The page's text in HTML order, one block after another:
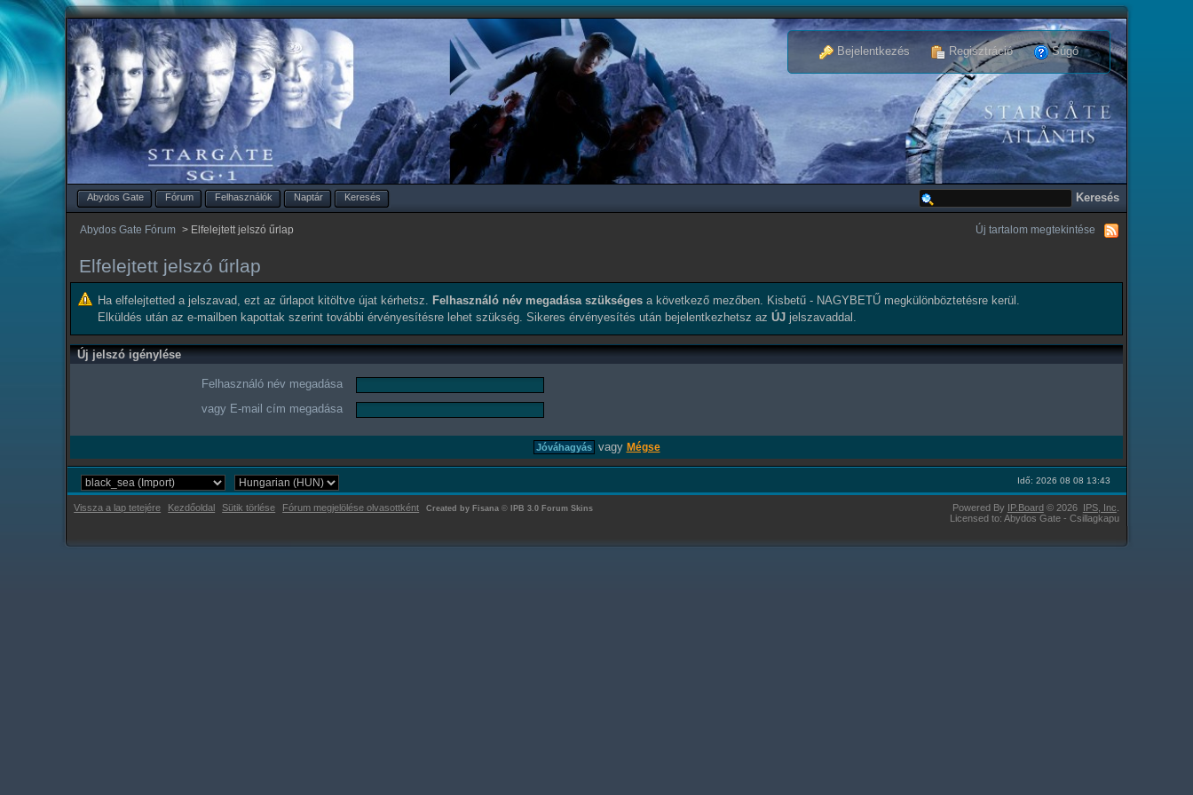
Bejelentkezés Regisztráció Súgó
Abydos Gate Fórum Felhasználók Naptár Keresés
Abydos Gate Fórum > Elfelejtett jelszó űrlap Új tartalom megtekintése
Elfelejtett jelszó űrlap
Ha elfelejtetted a jelszavad, ezt az űrlapot kitöltve újat kérhetsz. Felhasználó név megadása szükséges a következő mezőben. Kisbetű - NAGYBETŰ megkülönböztetésre kerül.
Elküldés után az e-mailben kapottak szerint további érvényesítésre lehet szükség. Sikeres érvényesítés után bejelentkezhetsz azÚJ jelszavaddal.
Új jelszó igénylése
Felhasználó név megadása
vagy E-mail cím megadása
vagy Mégse
Idő: 2026 08 08 13:43
Vissza a lap tetejére Kezdőoldal Sütik törlése Fórum megjelölése olvasottként Powered By IP.Board © 2026 IPS, Inc
Licensed to: Abydos Gate - Csillagkapu
Created by Fisana © IPB 3.0 Forum Skins